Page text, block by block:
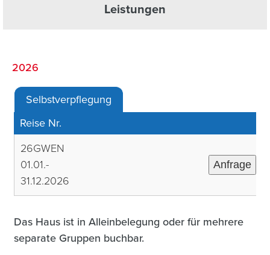
Leistungen
2026
Selbstverpflegung
Reise Nr.
26GWEN
01.01.-
31.12.2026
Anfrage
Das Haus ist in Alleinbelegung oder für mehrere
separate Gruppen buchbar.